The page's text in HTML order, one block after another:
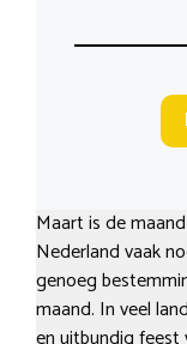
Maart is de
Nederland vaak
genoeg
maand. In veel